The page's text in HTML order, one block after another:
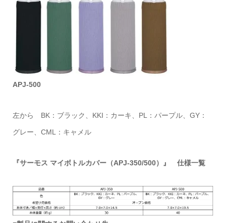
APJ-500
左から BK：ブラック、KKI：カーキ、PL：パープル、GY：
グレー、CML：キャメル
『サーモス マイボトルカバー（APJ-350/500）』 仕様一覧